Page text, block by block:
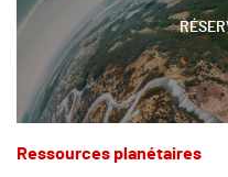
Ressources planétaires